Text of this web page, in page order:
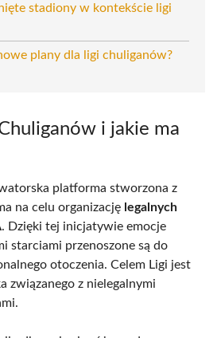
stadiony w kontekście ligi
plany dla ligi chuliganów?
i jakie ma
platforma stworzona z
na celu organizację legalnych
. Dzięki tej inicjatywie emocje
starciami przenoszone są do
otoczenia. Celem Ligi jest
związanego z nielegalnymi